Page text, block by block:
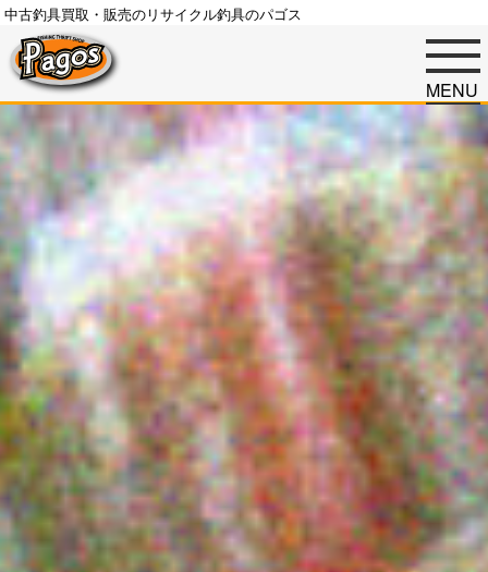
中古釣具買取・販売のリサイクル釣具のパゴス
MENU